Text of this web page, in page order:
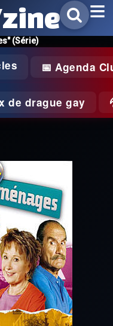
(Série)
📅 Agenda
de drague gay